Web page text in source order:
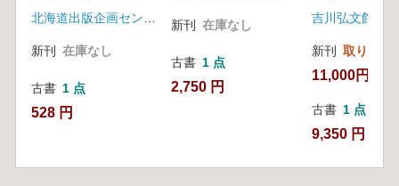
新刊 在庫なし
古書 1 点
528 円
新刊 在庫なし
古書 1 点
2,750 円
吉川弘文館
新刊 取り寄せ
11,000円
古書 1 点
9,350 円